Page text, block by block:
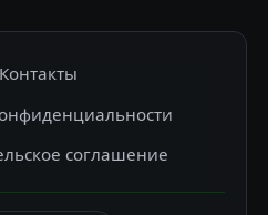
Контакты
соглашение